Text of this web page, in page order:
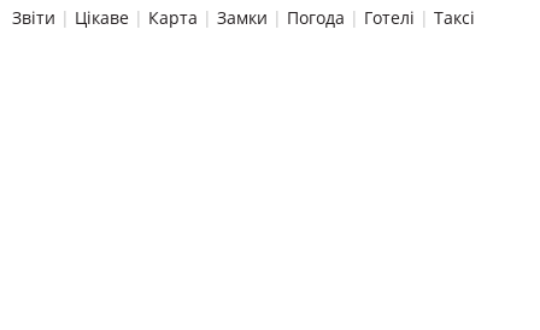
Звіти | Цікаве | Карта | Замки | Погода | Готелі | Таксі